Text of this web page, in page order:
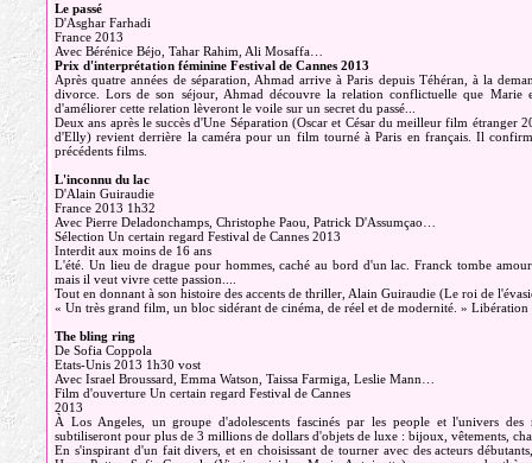
Le passé
D'Asghar Farhadi
France 2013
Avec Bérénice Béjo, Tahar Rahim, Ali Mosaffa…
Prix d'interprétation féminine Festival de Cannes 2013
Après quatre années de séparation, Ahmad arrive à Paris depuis Téhéran, à la
divorce. Lors de son séjour, Ahmad découvre la relation conflictuelle que
d'améliorer cette relation lèveront le voile sur un secret du passé...
Deux ans après le succès d'Une Séparation (Oscar et César du meilleur film
d'Elly) revient derrière la caméra pour un film tourné à Paris en français. Il
précédents films.
L'inconnu du lac
D'Alain Guiraudie
France 2013 1h32
Avec Pierre Deladonchamps, Christophe Paou, Patrick D'Assumçao…
Sélection Un certain regard Festival de Cannes 2013
Interdit aux moins de 16 ans
L'été. Un lieu de drague pour hommes, caché au bord d'un lac. Franck tombe
mais il veut vivre cette passion....
Tout en donnant à son histoire des accents de thriller, Alain Guiraudie (Le roi de
« Un très grand film, un bloc sidérant de cinéma, de réel et de modernité. » Libération
The bling ring
De Sofia Coppola
Etats-Unis 2013 1h30 vost
Avec Israel Broussard, Emma Watson, Taissa Farmiga, Leslie Mann…
Film d'ouverture Un certain regard Festival de Cannes
2013
À Los Angeles, un groupe d'adolescents fascinés par les people et l'univers des
subtiliseront pour plus de 3 millions de dollars d'objets de luxe : bijoux, vêtements,
En s'inspirant d'un fait divers, et en choisissant de tourner avec des acteurs